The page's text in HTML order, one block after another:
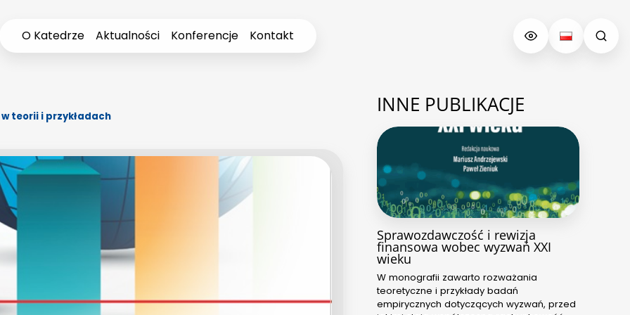
O Katedrze Aktualności Konferencje Kontakt
teorii i przykładach INNE PUBLIKACJE
Sprawozdawczość i rewizja
finansowa wobec wyzwań XXI
wieku
W monografii zawarto rozważania
teoretyczne i przykłady badań
empirycznych dotyczących wyzwań, przed